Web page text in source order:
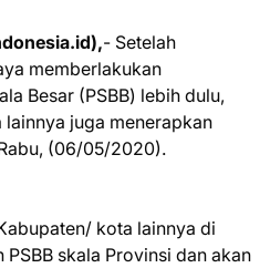
- Setelah
memberlakukan
Besar (PSBB) lebih dulu,
juga menerapkan
(06/05/2020).
kota lainnya di
skala Provinsi dan akan